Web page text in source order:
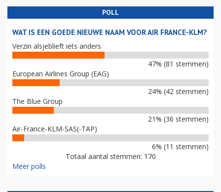
POLL
WAT IS EEN GOEDE NIEUWE NAAM VOOR AIR FRANCE-KLM?
Verzin alsjeblieft iets anders
47% (81 stemmen)
European Airlines Group (EAG)
24% (42 stemmen)
The Blue Group
21% (36 stemmen)
Air-France-KLM-SAS(-TAP)
6% (11 stemmen)
Totaal aantal stemmen: 170
Meer polls